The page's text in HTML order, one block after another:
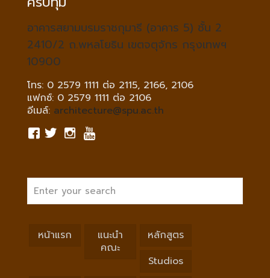
อาคารสยามบรมราชกุมารี (อาคาร 5) ชั้น 2
2410/2 ถ.พหลโยธิน เขตจตุจักร กรุงเทพฯ
10900
โทร: 0 2579 1111 ต่อ 2115, 2166, 2106
แฟกซ์: 0 2579 1111 ต่อ 2106
อีเมล์: architecture@spu.ac.th
หน้าแรก
แนะนำ
คณะ
หลักสูตร
Studios